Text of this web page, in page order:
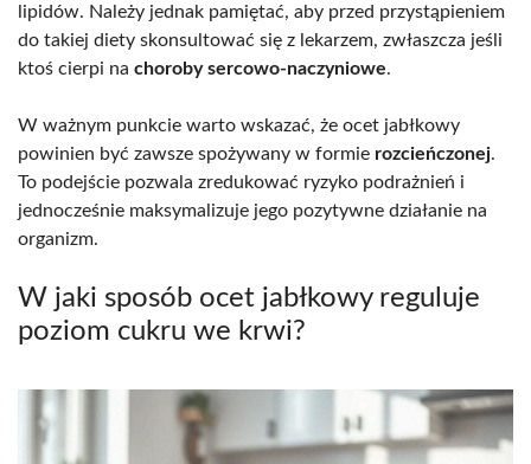
lipidów. Należy jednak pamiętać, aby przed przystąpieniem
do takiej diety skonsultować się z lekarzem, zwłaszcza jeśli
ktoś cierpi na choroby sercowo-naczyniowe.
W ważnym punkcie warto wskazać, że ocet jabłkowy
powinien być zawsze spożywany w formie rozcieńczonej.
To podejście pozwala zredukować ryzyko podrażnień i
jednocześnie maksymalizuje jego pozytywne działanie na
organizm.
W jaki sposób ocet jabłkowy reguluje
poziom cukru we krwi?